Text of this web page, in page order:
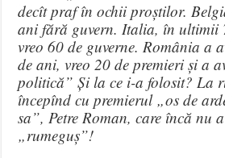
decît praf în ochii proștilor.
ani fără guvern. Italia, în ultimii
vreo 60 de guverne. România a
de ani, vreo 20 de premieri și a
politică” Și la ce i-a folosit? La
începînd cu premierul „os de
sa”, Petre Roman, care încă nu
„rumeguș”!